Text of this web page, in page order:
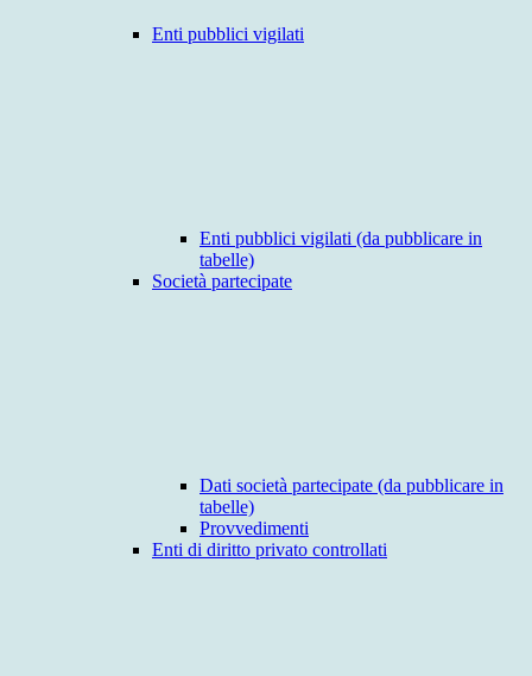
Enti pubblici vigilati
Enti pubblici vigilati (da pubblicare in
tabelle)
Società partecipate
Dati società partecipate (da pubblicare in
tabelle)
Provvedimenti
Enti di diritto privato controllati